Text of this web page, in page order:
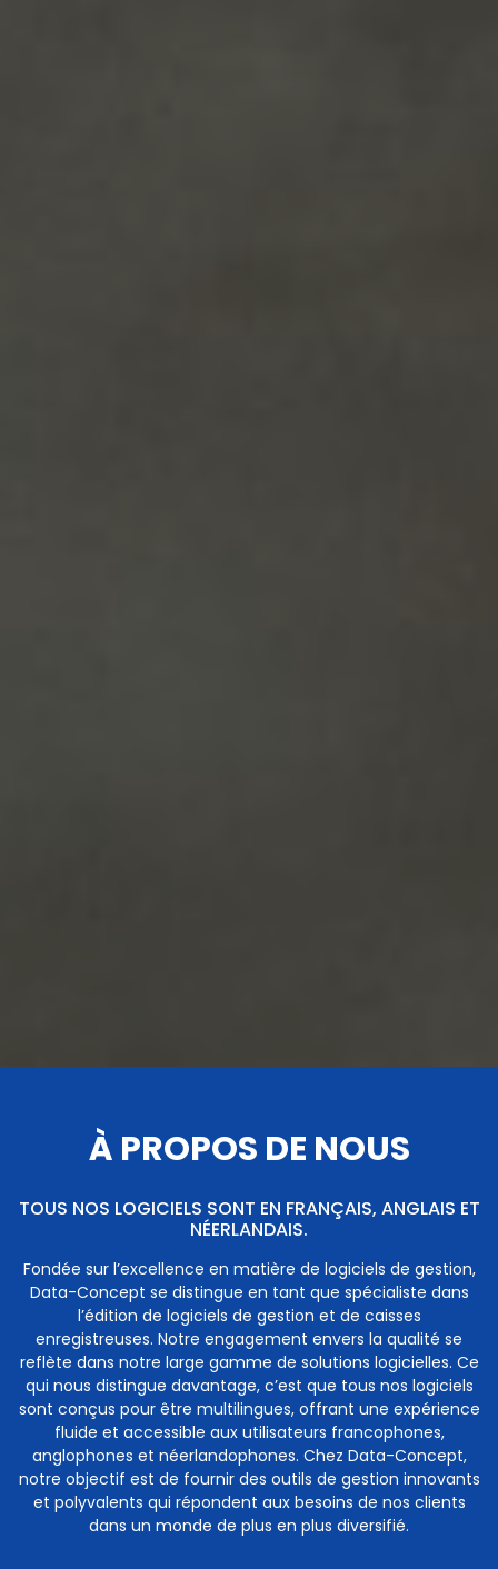
À PROPOS DE NOUS
TOUS NOS LOGICIELS SONT EN FRANÇAIS, ANGLAIS ET
NÉERLANDAIS.
Fondée sur l’excellence en matière de logiciels de gestion,
Data-Concept se distingue en tant que spécialiste dans
l’édition de logiciels de gestion et de caisses
enregistreuses. Notre engagement envers la qualité se
reflète dans notre large gamme de solutions logicielles. Ce
qui nous distingue davantage, c’est que tous nos logiciels
sont conçus pour être multilingues, offrant une expérience
fluide et accessible aux utilisateurs francophones,
anglophones et néerlandophones. Chez Data-Concept,
notre objectif est de fournir des outils de gestion innovants
et polyvalents qui répondent aux besoins de nos clients
dans un monde de plus en plus diversifié.